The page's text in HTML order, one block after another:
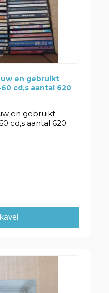
en gebruikt
cd,s aantal 620
en gebruikt
cd,s aantal 620